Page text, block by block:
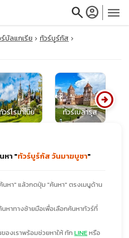
searchaccount_circle menu
close
บัลแกเรีย
ทัวร์บูร์กัส
วร์โรมาเนีย ทัวร์เบลารุส
arrow_circle_right
หา "ทัวร์บูร์กัส วันมาฆบูชา"
หา" แล้วกดปุ่ม "ค้นหา" ตรงเมนูด้าน
หาทางซ้ายมือเพื่อเลือกค้นหาทัวร์ที่
องเราพร้อมช่วยหาให้ ทัก LINEหรือ